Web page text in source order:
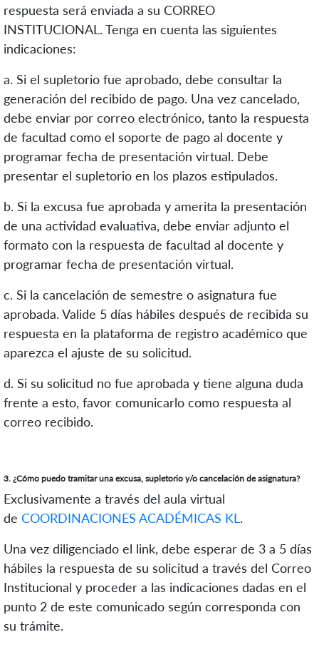
respuesta será enviada a su CORREO
INSTITUCIONAL. Tenga en cuenta las siguientes
indicaciones:
a. Si el supletorio fue aprobado, debe consultar la
generación del recibido de pago. Una vez cancelado,
debe enviar por correo electrónico, tanto la respuesta
de facultad como el soporte de pago al docente y
programar fecha de presentación virtual. Debe
presentar el supletorio en los plazos estipulados.
b. Si la excusa fue aprobada y amerita la presentación
de una actividad evaluativa, debe enviar adjunto el
formato con la respuesta de facultad al docente y
programar fecha de presentación virtual.
c. Si la cancelación de semestre o asignatura fue
aprobada. Valide 5 días hábiles después de recibida su
respuesta en la plataforma de registro académico que
aparezca el ajuste de su solicitud.
d. Si su solicitud no fue aprobada y tiene alguna duda
frente a esto, favor comunicarlo como respuesta al
correo recibido.
3. ¿Cómo puedo tramitar una excusa, supletorio y/o cancelación de asignatura?
Exclusivamente a través del aula virtual
de COORDINACIONES ACADÉMICAS KL .
Una vez diligenciado el link, debe esperar de 3 a 5 días
hábiles la respuesta de su solicitud a través del Correo
Institucional y proceder a las indicaciones dadas en el
punto 2 de este comunicado según corresponda con
su trámite.